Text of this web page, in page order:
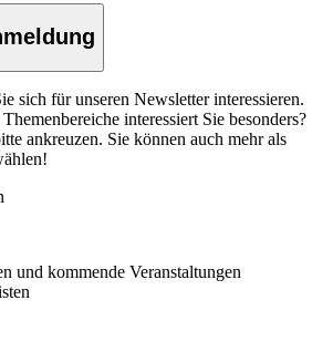
sich für unseren Newsletter interessieren.
interessiert Sie besonders?
ankreuzen. Sie können auch mehr als
und kommende Veranstaltungen